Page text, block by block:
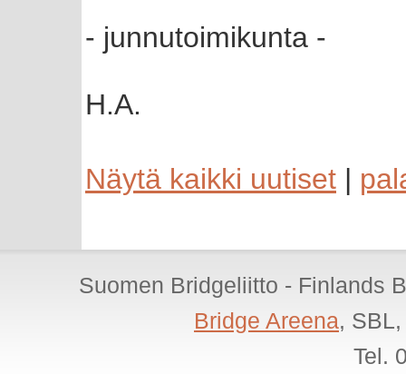
- junnutoimikunta -
H.A.
Näytä kaikki uutiset |
Suomen Bridgeliitto - Finlands
Bridge Areena,
Tel.